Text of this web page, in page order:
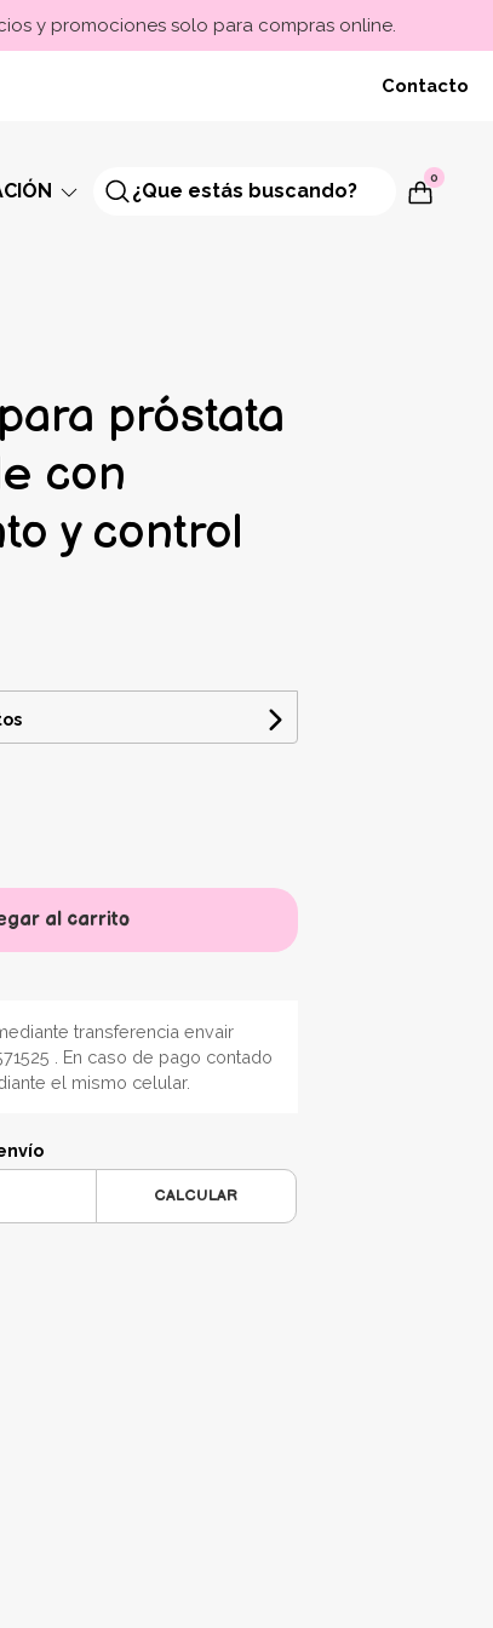
y promociones solo para compras online.
Contacto
0
próstata
con
y control
al carrito
transferencia envair
. En caso de pago contado
el mismo celular.
CALCULAR